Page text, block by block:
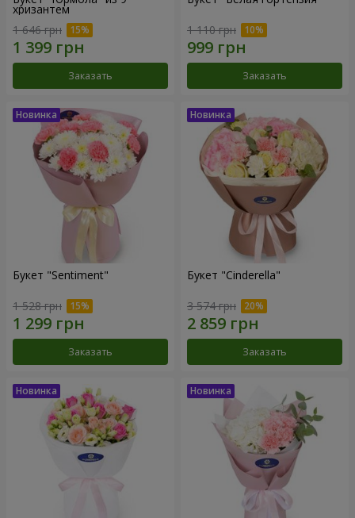
хризантем
1 646 грн
Заказать
1 110 грн
Заказать
Букет "Sentiment"
1 528 грн
Заказать
Букет "Cinderella"
3 574 грн
Заказать